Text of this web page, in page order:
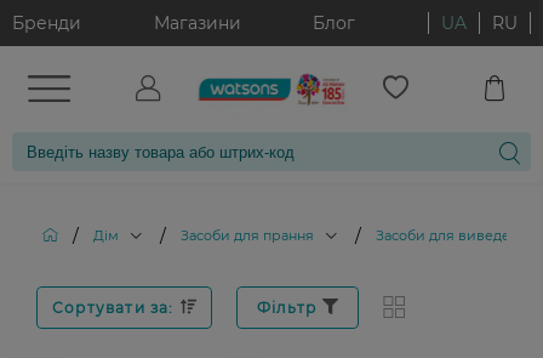
Бренди Магазини Блог UA RU
/ Дім / Засоби для прання / Засоби для виведення
Сортувати за: Фільтр